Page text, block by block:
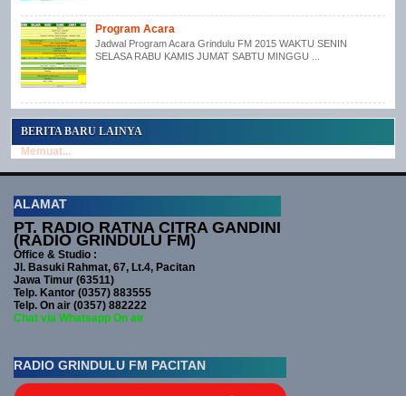
Program Acara
Jadwal Program Acara Grindulu FM 2015 WAKTU SENIN
SELASA RABU KAMIS JUMAT SABTU MINGGU ...
BERITA BARU LAINYA
Memuat...
ALAMAT
PT. RADIO RATNA CITRA GANDINI
(RADIO GRINDULU FM)
Office & Studio :
Jl. Basuki Rahmat, 67, Lt.4, Pacitan
Jawa Timur (63511)
Telp. Kantor (0357) 883555
Telp. On air (0357) 882222
Chat via Whatsapp On air
RADIO GRINDULU FM PACITAN